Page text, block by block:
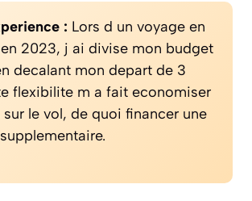
: Lors d un voyage en
2023, j ai divise mon budget
decalant mon depart de 3
flexibilite m a fait economiser
le vol, de quoi financer une